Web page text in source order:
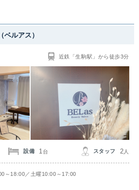
ルアス）
近鉄「生駒駅」から徒歩3分
設備 1 台 スタッフ 2 人
～18:00／土曜10:00～17:00